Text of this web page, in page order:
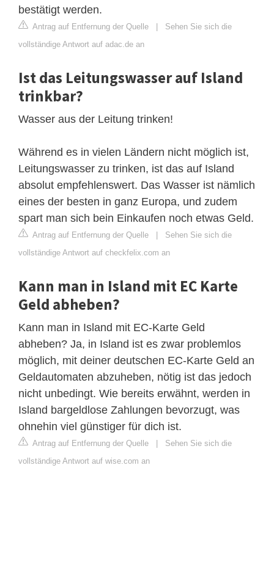
bestätigt werden.
Antrag auf Entfernung der Quelle | Sehen Sie sich die
vollständige Antwort auf adac.de an
Ist das Leitungswasser auf Island
trinkbar?
Wasser aus der Leitung trinken!
Während es in vielen Ländern nicht möglich ist,
Leitungswasser zu trinken, ist das auf Island
absolut empfehlenswert. Das Wasser ist nämlich
eines der besten in ganz Europa, und zudem
spart man sich bein Einkaufen noch etwas Geld.
Antrag auf Entfernung der Quelle | Sehen Sie sich die
vollständige Antwort auf checkfelix.com an
Kann man in Island mit EC Karte
Geld abheben?
Kann man in Island mit EC-Karte Geld
abheben? Ja, in Island ist es zwar problemlos
möglich, mit deiner deutschen EC-Karte Geld an
Geldautomaten abzuheben, nötig ist das jedoch
nicht unbedingt. Wie bereits erwähnt, werden in
Island bargeldlose Zahlungen bevorzugt, was
ohnehin viel günstiger für dich ist.
Antrag auf Entfernung der Quelle | Sehen Sie sich die
vollständige Antwort auf wise.com an